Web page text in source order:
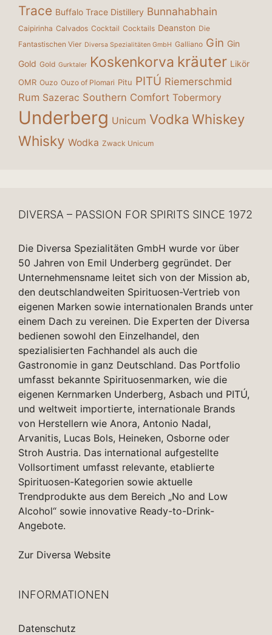
Trace Buffalo Trace Distillery Bunnahabhain
Caipirinha Calvados Cocktail Cocktails Deanston Die
Fantastischen Vier Diversa Spezialitäten GmbH Galliano Gin Gin
Gold Gold Gurktaler Koskenkorva kräuter Likör
OMR Ouzo Ouzo of Plomari Pitu PITÚ Riemerschmid
Rum Sazerac Southern Comfort Tobermory
Underberg Unicum Vodka Whiskey
Whisky Wodka Zwack Unicum
DIVERSA – PASSION FOR SPIRITS SINCE 1972
Die Diversa Spezialitäten GmbH wurde vor über
50 Jahren von Emil Underberg gegründet. Der
Unternehmensname leitet sich von der Mission ab,
den deutschlandweiten Spirituosen-Vertrieb von
eigenen Marken sowie internationalen Brands unter
einem Dach zu vereinen. Die Experten der Diversa
bedienen sowohl den Einzelhandel, den
spezialisierten Fachhandel als auch die
Gastronomie in ganz Deutschland. Das Portfolio
umfasst bekannte Spirituosenmarken, wie die
eigenen Kernmarken Underberg, Asbach und PITÚ,
und weltweit importierte, internationale Brands
von Herstellern wie Anora, Antonio Nadal,
Arvanitis, Lucas Bols, Heineken, Osborne oder
Stroh Austria. Das international aufgestellte
Vollsortiment umfasst relevante, etablierte
Spirituosen-Kategorien sowie aktuelle
Trendprodukte aus dem Bereich „No and Low
Alcohol“ sowie innovative Ready-to-Drink-
Angebote.
Zur Diversa Website
INFORMATIONEN
Datenschutz